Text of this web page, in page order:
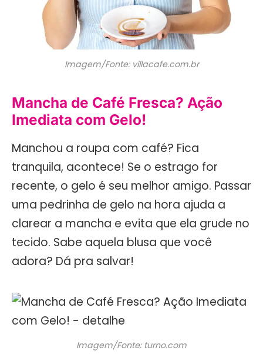
Imagem/Fonte: villacafe.com.br
Mancha de Café Fresca? Ação
Imediata com Gelo!
Manchou a roupa com café? Fica
tranquila, acontece! Se o estrago for
recente, o gelo é seu melhor amigo. Passar
uma pedrinha de gelo na hora ajuda a
clarear a mancha e evita que ela grude no
tecido. Sabe aquela blusa que você
adora? Dá pra salvar!
Imagem/Fonte: turno.com